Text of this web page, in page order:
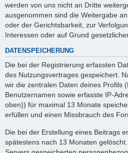
werden von uns nicht an Dritte
ausgenommen sind die Weitergabe
oder der Gerichtsbarkeit, zur
Interessen oder auf Grund
DATENSPEICHERUNG
Die bei der Registrierung erfassten
des Nutzungsvertrages gespeichert.
wir die zentralen Daten deines Profils
Benutzernamen sowie erfasste IP-
oben)) für maximal 13 Monate
erfüllen und einen Missbrauch des
Die bei der Erstellung eines Beitrags
spätestens nach 13 Monaten